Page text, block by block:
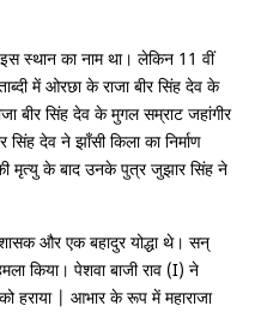
स्थान का नाम था। लेकिन 11 वीं
में ओरछा के राजा बीर सिंह देव के
बीर सिंह देव के मुगल सम्राट जहांगीर
देव ने झाँसी किला का निर्माण
मृत्यु के बाद उनके पुत्र जुझार सिंह ने
और एक बहादुर योद्धा थे। सन‍‍्
किया। पेशवा बाजी राव (I) ने
हराया | आभार के रूप में महाराजा